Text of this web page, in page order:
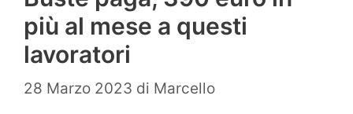
più al mese a questi
lavoratori
28 Marzo 2023 di Marcello